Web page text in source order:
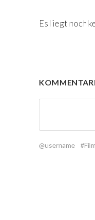
Es liegt noch
@username